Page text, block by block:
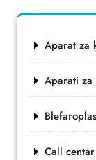
Aparat za
Aparati za
Call centar